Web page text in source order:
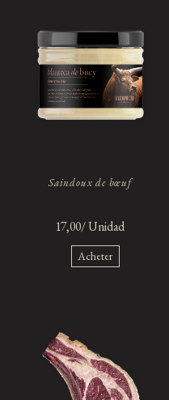
Saindoux de bœuf
17,00/ Unidad
Acheter